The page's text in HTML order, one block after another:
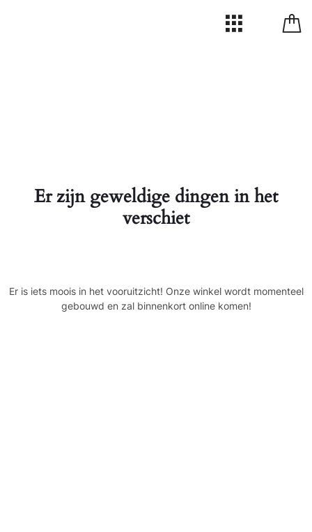
Er zijn geweldige dingen in het
verschiet
Er is iets moois in het vooruitzicht! Onze winkel wordt momenteel
gebouwd en zal binnenkort online komen!